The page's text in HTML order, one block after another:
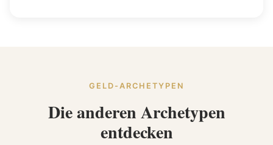
GELD-ARCHETYPEN
Die anderen Archetypen
entdecken